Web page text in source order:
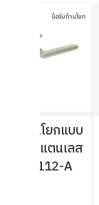
มือจับก้านโยก
จับก้านโยกแบบ
พลท-สแตนเลส
K8-3112-A